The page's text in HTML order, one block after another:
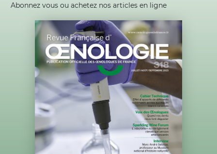
Abonnez vous ou achetez nos articles en ligne